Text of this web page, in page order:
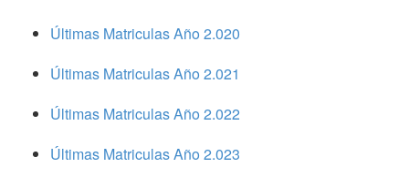
Últimas Matriculas Año 2.020
Últimas Matriculas Año 2.021
Últimas Matriculas Año 2.022
Últimas Matriculas Año 2.023